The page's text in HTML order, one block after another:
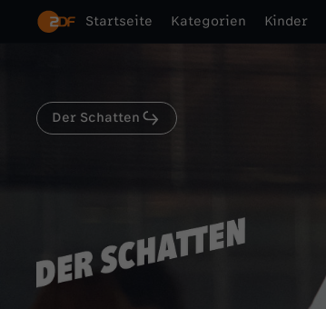
Startseite Kategorien Kinder
Der Schatten